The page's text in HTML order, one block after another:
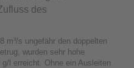
des
m³/s ungefähr den doppelten
wurden sehr hohe
l erreicht. Ohne ein Ausleiten